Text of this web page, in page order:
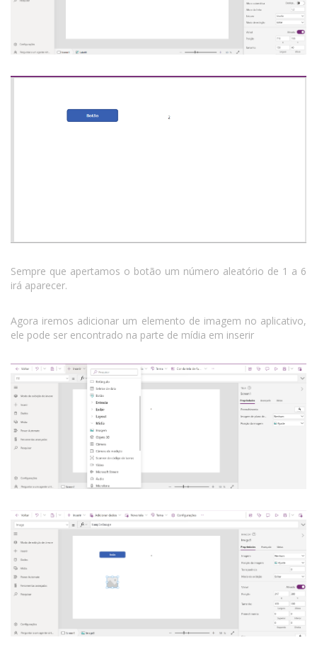
Sempre que apertamos o botão um número aleatório de 1 a 6
irá aparecer.
Agora iremos adicionar um elemento de imagem no aplicativo,
ele pode ser encontrado na parte de mídia em inserir